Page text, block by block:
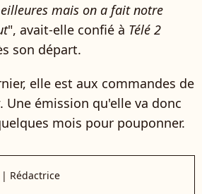
mais on a fait notre
", avait-elle confié à Télé 2
son départ.
elle est aux commandes de
. Une émission qu'elle va donc
mois pour pouponner.
| Rédactrice